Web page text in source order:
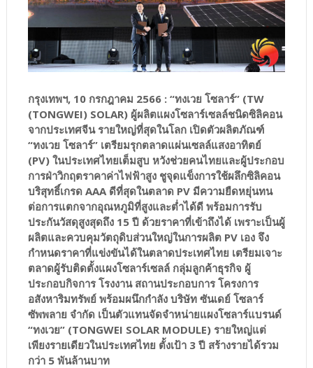
กรุงเทพฯ, 10 กรกฎาคม 2566 : “ทงเวย โซลาร์” (TW
(TONGWEI) SOLAR) ผู้ผลิตแผงโซลาร์เซลล์ชนิดซิลิคอน
จากประเทศจีน รายใหญ่ที่สุดในโลก เปิดตัวผลิตภัณฑ์
“ทงเวย โซลาร์” เตรียมรุกตลาดแผ่นเซลล์แสงอาทิตย์
(PV) ในประเทศไทยเต็มสูบ หวังช่วยคนไทยและผู้ประกอบ
การฝ่าวิกฤตราคาค่าไฟฟ้าสูง ชูจุดแข็งการใช้ผลึกซิลิคอน
บริสุทธิ์เกรด AAA ดีที่สุดในตลาด PV มีความยืดหยุ่นทน
ต่อการแตกจากอุณหภูมิที่สูงและต่ำได้ดี พร้อมการรับ
ประกันวัสดุสูงสุดถึง 15 ปี ด้วยราคาที่เข้าถึงได้ เพราะเป็นผู้
ผลิตและควบคุมวัตถุดิบส่วนใหญ่ในการผลิต PV เอง จึง
กำหนดราคาที่แข่งขันได้ในตลาดประเทศไทย เตรียมเจาะ
ตลาดผู้รับติดตั้งแผงโซลาร์เซลล์ กลุ่มลูกค้าธุรกิจ ผู้
ประกอบกิจการ โรงงาน สถานประกอบการ โครงการ
อสังหาริมทรัพย์ พร้อมผนึกกำลัง บริษัท ซันเดย์ โซลาร์
ซัพพลาย จำกัด เป็นตัวแทนจัดจำหน่ายแผงโซลาร์แบรนด์
“ทงเวย” (TONGWEI SOLAR MODULE) รายใหญ่แต่
เพียงรายเดียวในประเทศไทย ตั้งเป้า 3 ปี สร้างรายได้รวม
กว่า 5 พันล้านบาท